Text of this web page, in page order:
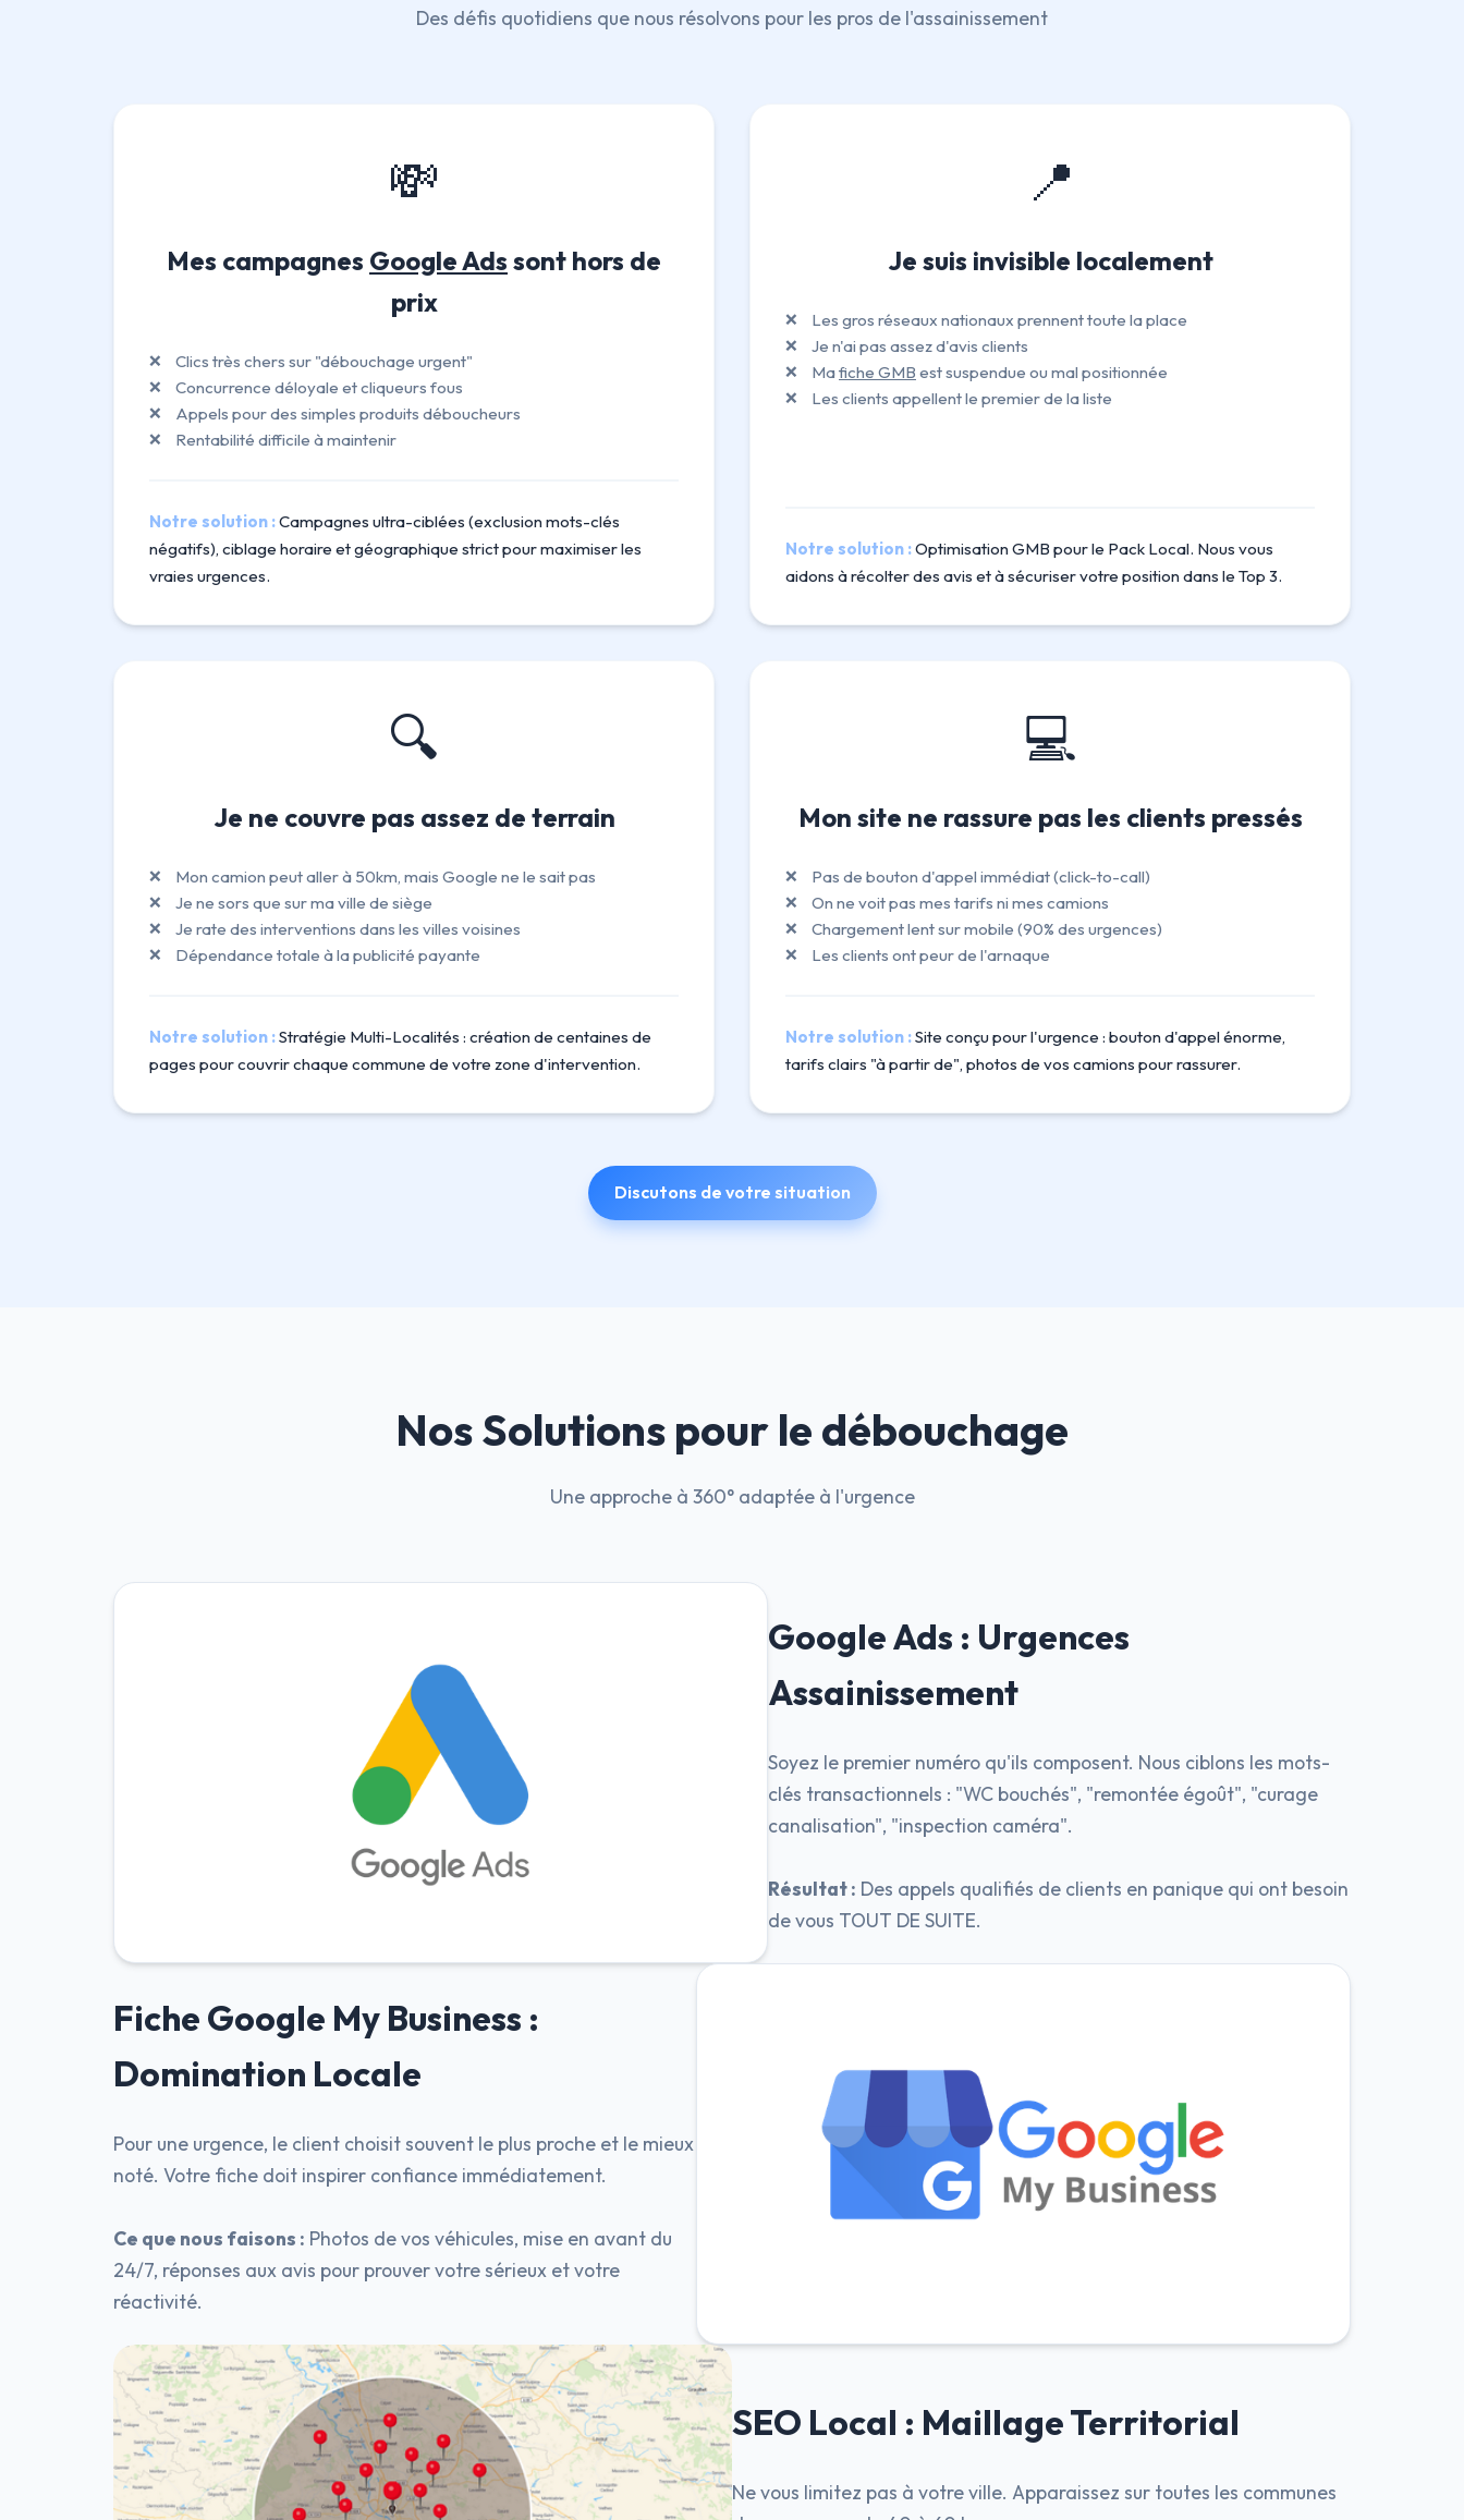
Des défis quotidiens que nous résolvons pour les pros de l'assainissement
💸
Mes campagnes Google Ads sont hors de
prix
Clics très chers sur "débouchage urgent"
Concurrence déloyale et cliqueurs fous
Appels pour des simples produits déboucheurs
Rentabilité difficile à maintenir
Notre solution :Campagnes ultra-ciblées (exclusion mots-clés
négatifs), ciblage horaire et géographique strict pour maximiser les
vraies urgences.
📍
Je suis invisible localement
Les gros réseaux nationaux prennent toute la place
Je n'ai pas assez d'avis clients
Mafiche GMB est suspendue ou mal positionnée
Les clients appellent le premier de la liste
Notre solution :Optimisation GMB pour le Pack Local. Nous vous
aidons à récolter des avis et à sécuriser votre position dans le Top 3.
🔍
Je ne couvre pas assez de terrain
Mon camion peut aller à 50km, mais Google ne le sait pas
Je ne sors que sur ma ville de siège
Je rate des interventions dans les villes voisines
Dépendance totale à la publicité payante
Notre solution :Stratégie Multi-Localités : création de centaines de
pages pour couvrir chaque commune de votre zone d'intervention.
💻
Mon site ne rassure pas les clients pressés
Pas de bouton d'appel immédiat (click-to-call)
On ne voit pas mes tarifs ni mes camions
Chargement lent sur mobile (90% des urgences)
Les clients ont peur de l'arnaque
Notre solution :Site conçu pour l'urgence : bouton d'appel énorme,
tarifs clairs "à partir de", photos de vos camions pour rassurer.
Discutons de votre situation
Nos Solutions pour le débouchage
Une approche à 360° adaptée à l'urgence
Google Ads : Urgences
Assainissement
Soyez le premier numéro qu'ils composent. Nous ciblons les mots-
clés transactionnels : "WC bouchés", "remontée égoût", "curage
canalisation", "inspection caméra".
Résultat : Des appels qualifiés de clients en panique qui ont besoin
de vous TOUT DE SUITE.
Fiche Google My Business :
Domination Locale
Pour une urgence, le client choisit souvent le plus proche et le mieux
noté. Votre fiche doit inspirer confiance immédiatement.
Ce que nous faisons : Photos de vos véhicules, mise en avant du
24/7, réponses aux avis pour prouver votre sérieux et votre
réactivité.
SEO Local : Maillage Territorial
Ne vous limitez pas à votre ville. Apparaissez sur toutes les communes